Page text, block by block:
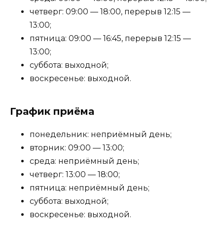
четверг: 09:00 — 18:00, перерыв 12:15 —
13:00;
пятница: 09:00 — 16:45, перерыв 12:15 —
13:00;
суббота: выходной;
воскресенье: выходной.
График приёма
понедельник: неприёмный день;
вторник: 09:00 — 13:00;
среда: неприёмный день;
четверг: 13:00 — 18:00;
пятница: неприёмный день;
суббота: выходной;
воскресенье: выходной.